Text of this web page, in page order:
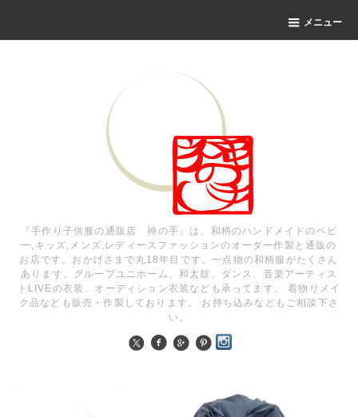
メニュー
『手作り子供服の通販店 神の手』は、和柄のハンドメイドのベビ
ー,キッズ,メンズ,レディースファッションのオーダー作製と通販の
お店です。おかげさまで丸18年目です。一点物の和柄服がたくさん
あります。グループユニホーム、和太鼓、ダンス、音楽アーティス
トLIVEの衣装、オーディション衣装なども承ってます。 着物リメイ
ク品なども販売・作製しております。 お持ち込みなどもご相談下さ
い。